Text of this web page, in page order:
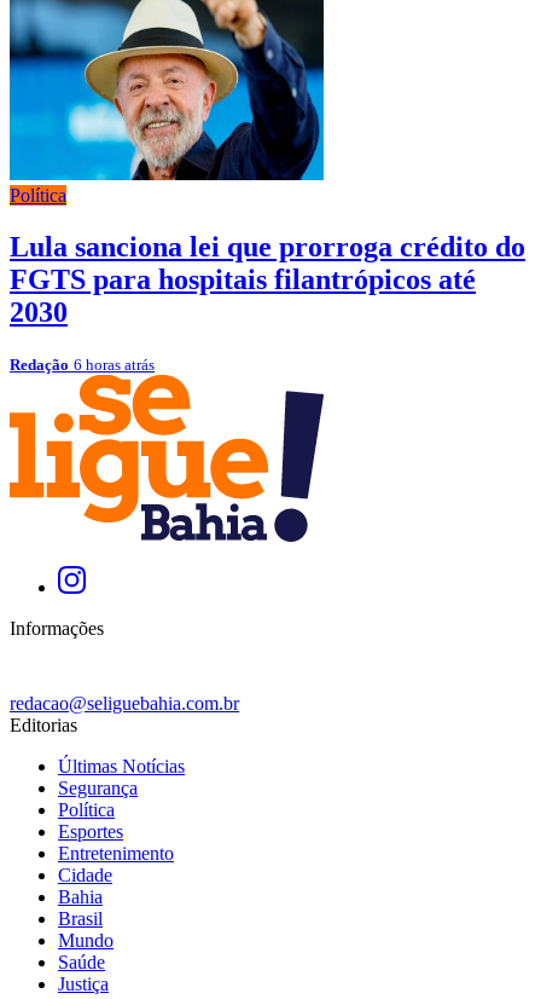
Política
Lula sanciona lei que prorroga crédito do
FGTS para hospitais filantrópicos até
2030
Redação 6 horas atrás
Informações
redacao@seliguebahia.com.br
Editorias
Últimas Notícias
Segurança
Política
Esportes
Entretenimento
Cidade
Bahia
Brasil
Mundo
Saúde
Justiça